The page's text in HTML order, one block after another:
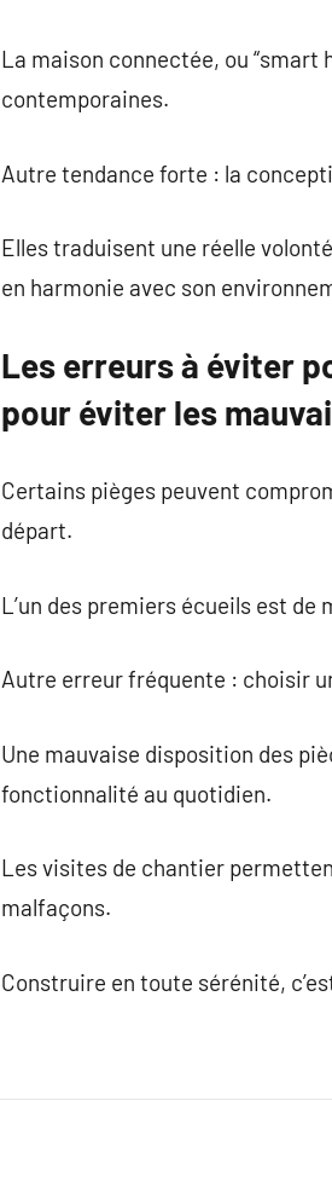
La maison connectée, ou “smart
contemporaines.
Autre tendance forte : la
Elles traduisent une réelle
en harmonie avec son
Les erreurs à éviter
pour éviter les
Certains pièges peuvent
départ.
L’un des premiers écueils est de
Autre erreur fréquente : choisir
Une mauvaise disposition des
fonctionnalité au quotidien.
Les visites de chantier
malfaçons.
Construire en toute sérénité,